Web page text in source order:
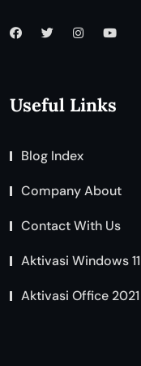
Useful Links
Blog Index
Company About
Contact With Us
Aktivasi Windows 11
Aktivasi Office 2021